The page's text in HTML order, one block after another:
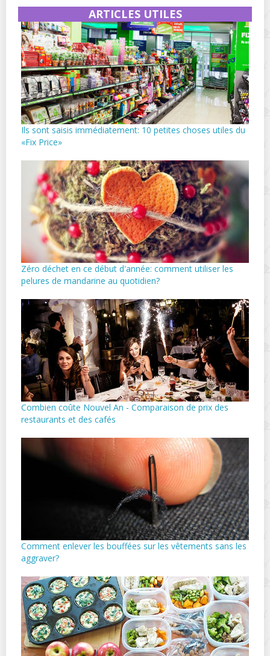
ARTICLES UTILES
Ils sont saisis immédiatement: 10 petites choses utiles du
«Fix Price»
Zéro déchet en ce début d'année: comment utiliser les
pelures de mandarine au quotidien?
Combien coûte Nouvel An - Comparaison de prix des
restaurants et des cafés
Comment enlever les bouffées sur les vêtements sans les
aggraver?